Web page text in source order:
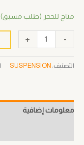
متاح للحجز (طلب مسبق)
-
+
التصنيف: SUSPENSION
معلومات إضافية